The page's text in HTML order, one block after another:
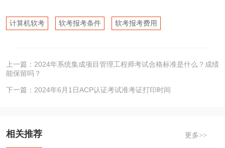
计算机软考 软考报考条件 软考报考费用
上一篇： 2024年系统集成项目管理工程师考试合格标准是什么？成绩
能保留吗？
下一篇： 2024年6月1日ACP认证考试准考证打印时间
相关推荐 更多>>